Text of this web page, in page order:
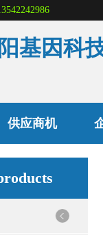
基因科
供应商机
定